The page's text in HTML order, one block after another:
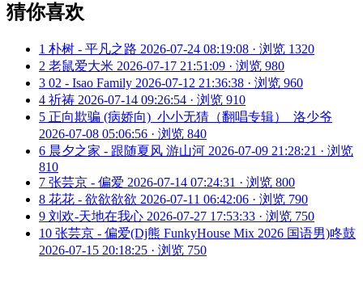
猜你喜欢
1 朴树 - 平凡之路 2026-07-24 08:19:08 · 浏览 1320
2 老鼠爱大米 2026-07-17 21:51:09 · 浏览 980
3 02 - Isao Family 2026-07-12 21:36:38 · 浏览 960
4 祈祷 2026-07-14 09:26:54 · 浏览 910
5 正向欺骗 (病娇向)_小小无猜（翻唱专辑）_洛少爷
2026-07-08 05:06:56 · 浏览 840
6 晨夕之家 - 跟随夏风 游山河 2026-07-09 21:28:21 · 浏览
810
7 张芸京 - 偏爱 2026-07-14 07:24:31 · 浏览 800
8 花花 - 欲欲欲欲 2026-07-11 06:42:06 · 浏览 790
9 刘欢-天地在我心 2026-07-27 17:53:33 · 浏览 750
10 张芸京 - 偏爱(Dj熊 FunkyHouse Mix 2026 国语男)咚鼓
2026-07-15 20:18:25 · 浏览 750